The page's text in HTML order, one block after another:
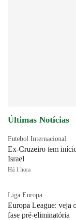
Últimas Notícias
Futebol Internacional
Ex-Cruzeiro tem
Israel
Há 1 hora
Liga Europa
Europa League: veja
fase pré-eliminatória